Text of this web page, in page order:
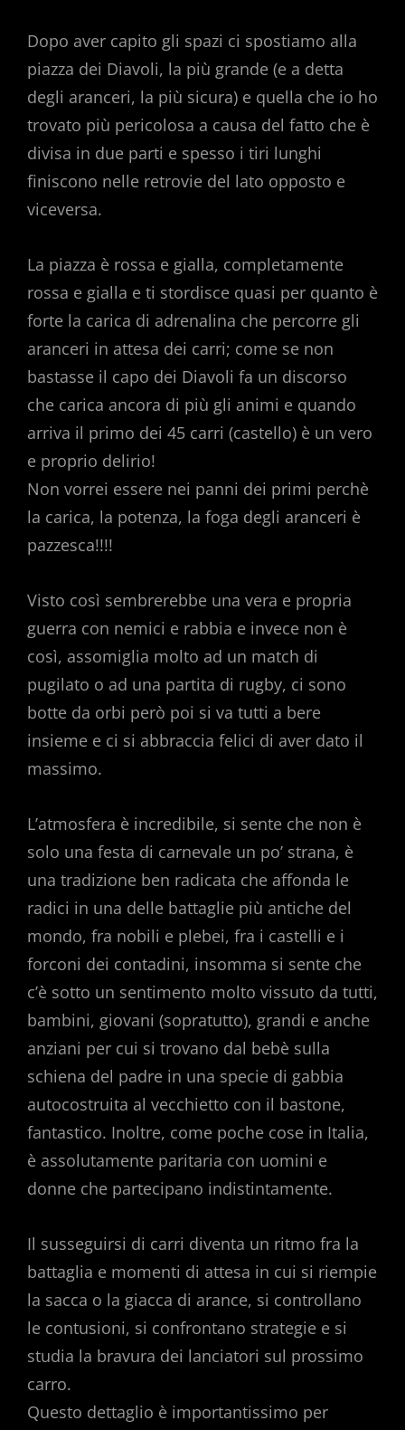
Dopo aver capito gli spazi ci spostiamo alla
piazza dei Diavoli, la più grande (e a detta
degli aranceri, la più sicura) e quella che io ho
trovato più pericolosa a causa del fatto che è
divisa in due parti e spesso i tiri lunghi
finiscono nelle retrovie del lato opposto e
viceversa.
La piazza è rossa e gialla, completamente
rossa e gialla e ti stordisce quasi per quanto è
forte la carica di adrenalina che percorre gli
aranceri in attesa dei carri; come se non
bastasse il capo dei Diavoli fa un discorso
che carica ancora di più gli animi e quando
arriva il primo dei 45 carri (castello) è un vero
e proprio delirio!
Non vorrei essere nei panni dei primi perchè
la carica, la potenza, la foga degli aranceri è
pazzesca!!!!
Visto così sembrerebbe una vera e propria
guerra con nemici e rabbia e invece non è
così, assomiglia molto ad un match di
pugilato o ad una partita di rugby, ci sono
botte da orbi però poi si va tutti a bere
insieme e ci si abbraccia felici di aver dato il
massimo.
L’atmosfera è incredibile, si sente che non è
solo una festa di carnevale un po’ strana, è
una tradizione ben radicata che affonda le
radici in una delle battaglie più antiche del
mondo, fra nobili e plebei, fra i castelli e i
forconi dei contadini, insomma si sente che
c’è sotto un sentimento molto vissuto da tutti,
bambini, giovani (sopratutto), grandi e anche
anziani per cui si trovano dal bebè sulla
schiena del padre in una specie di gabbia
autocostruita al vecchietto con il bastone,
fantastico. Inoltre, come poche cose in Italia,
è assolutamente paritaria con uomini e
donne che partecipano indistintamente.
Il susseguirsi di carri diventa un ritmo fra la
battaglia e momenti di attesa in cui si riempie
la sacca o la giacca di arance, si controllano
le contusioni, si confrontano strategie e si
studia la bravura dei lanciatori sul prossimo
carro.
Questo dettaglio è importantissimo per